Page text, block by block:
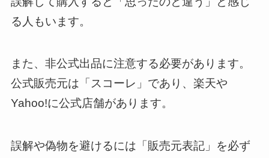
る人もいます。
また、非公式出品に注意する必要があります。
公式販売元は「スコーレ」であり、楽天や
Yahoo!に公式店舗があります。
誤解や偽物を避けるには「販売元表記」を必ず